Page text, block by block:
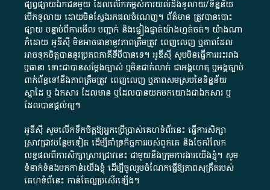
ផ្សព្វផ្សាយ​ឯកជន​មួយ​ ដែល​លើកកម្ពស់​ការ​យល់​ដឹង​ទូលាយ​/​ទិន្នន័យ​
បើក​ទូលាយ​ ដោយ​មិនស្វែង​រក​ផល​ចំណេញ​។​ ព័ត៌មាន​ ត្រូវ​បាន​បោះ
ផ្សាយ​ បន្ទាប់​ពី​ការ​មើល​ បញ្ជាក់​ និង​ផ្ទៀងផ្ទាត់​យ៉ាង​ហ្មត់ចត់​។​ យ៉ាងណា​
ក៏​ដោយ​ អូ​ឌី​ស៊ី​ មិន​អាច​ធានា​នូវ​ភាព​ត្រឹមត្រូវ​ ពេញលេញ​ ឬ​ភាព​ដែល​
អាច​ទុកចិត្ត​បាននូវ​ប្រភព​ភាគី​ទី​បី​បាន​ទេ​។​ អូ​ឌី​ស៊ី​ សូម​មិន​ធ្វើការ​អះអាង​
ឬ​ធានា​ ទោះជា​បាន​សម្តែង​ច្បាស់​ ឬ​មិន​ជាក់លាក់​ ជា​អង្គហេតុ​ ឬ​អង្គច្បាប់​
ពាក់ព័ន្ធ​ទៅ​នឹង​ភាព​ត្រឹមត្រូវ​ ពេញលេញ​ ឬ​ភាព​សម​ស្រប​នៃ​ទិន្នន័យ​
ស្នាដៃ​ ឬ​ ឯកសារ​ ដែល​មាន​ ឬ​ដែល​បាន​យក​មក​យោង​ជា​ឯកសារ​ ឬ​
ដែល​បាន​ផ្តល់​ឲ្យ​។
អូឌីស៊ី សូមលើកទឹកចិត្តឱ្យអ្នកប្រើប្រាស់គេហទំព័រនេះ ធ្វើការសិក្សា
ស្រាវជ្រាវបន្ថែមទៀត ដើម្បីគាំទ្រកិច្ចការ​របស់ពួកគេ និងចែករំលែក
លទ្ធផលពីការសិក្សាស្រាវជ្រាវនេះ ជាមួយនឹងក្រុមការងារយើងខ្ញុំ។ សូម
ទំនាក់ទំនងមកកាន់យើងខ្ញុំ ដើម្បីចូលរួមចំណែកធ្វើឱ្យភាពសុក្រឹតរបស់
គេហទំព័នេះ កាន់តែល្អប្រសើរឡើង។